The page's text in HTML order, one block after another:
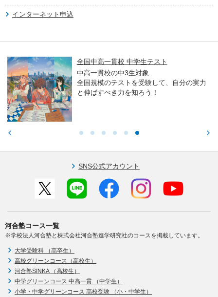
インターネット申込
全国中高一貫校 中学生テスト
中高一貫校の中3生対象
全国規模のテストを受験して、自分の実力
と伸ばすべき力を知ろう！
SNS公式アカウント
河合塾コース一覧
※学校法人河合塾と株式会社河合塾進学研究社のコースを掲載しています。
大学受験科 （高卒生）
高校グリーンコース（高校生）
河合塾SINKA （高校生）
中学グリーンコース 中高一貫 （中学生）
小学・中学グリーンコース 高校受験 （小・中学生）